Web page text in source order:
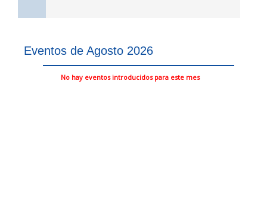
Eventos de Agosto 2026
No hay eventos introducidos para este mes